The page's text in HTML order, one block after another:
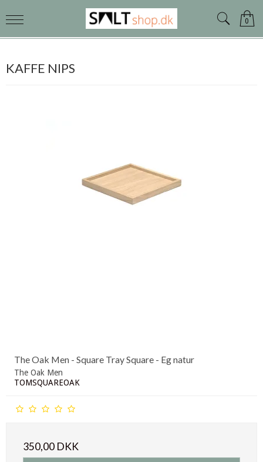
0
KAFFE NIPS
The Oak Men - Square Tray Square - Eg natur
The Oak Men
TOMSQUAREOAK
350,00 DKK